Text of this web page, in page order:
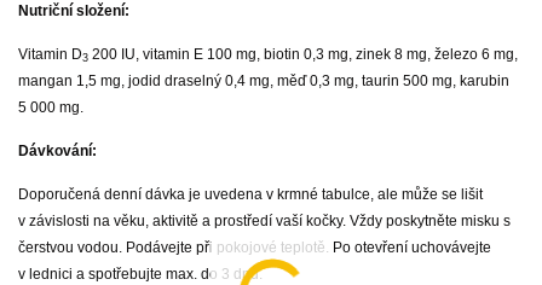
Nutriční složení:
Vitamin D3 200 IU, vitamin E 100 mg, biotin 0,3 mg, zinek 8 mg, železo 6 mg,
mangan 1,5 mg, jodid draselný 0,4 mg, měď 0,3 mg, taurin 500 mg, karubin
5 000 mg.
Dávkování:
Doporučená denní dávka je uvedena v krmné tabulce, ale může se lišit
v závislosti na věku, aktivitě a prostředí vaší kočky. Vždy poskytněte misku s
čerstvou vodou. Podávejte při pokojové teplotě. Po otevření uchovávejte
v lednici a spotřebujte max. do 3 dnů.